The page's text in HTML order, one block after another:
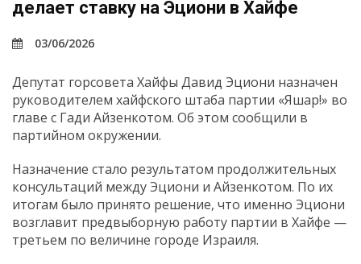
делает ставку на Эциони в Хайфе
03/06/2026
Депутат горсовета Хайфы Давид Эциони назначен
руководителем хайфского штаба партии «Яшар!» во
главе с Гади Айзенкотом. Об этом сообщили в
партийном окружении.
Назначение стало результатом продолжительных
консультаций между Эциони и Айзенкотом. По их
итогам было принято решение, что именно Эциони
возглавит предвыборную работу партии в Хайфе —
третьем по величине городе Израиля.